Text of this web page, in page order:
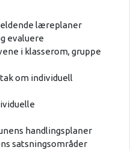
læreplaner
evaluere
i klasserom, gruppe
om individuell
handlingsplaner
satsningsområder